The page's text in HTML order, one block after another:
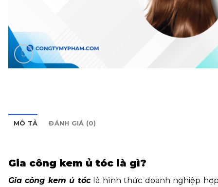
MÔ TẢ ĐÁNH GIÁ (0)
Gia công kem ủ tóc là gì?
Gia công kem ủ tóclà hình thức doanh nghiệp